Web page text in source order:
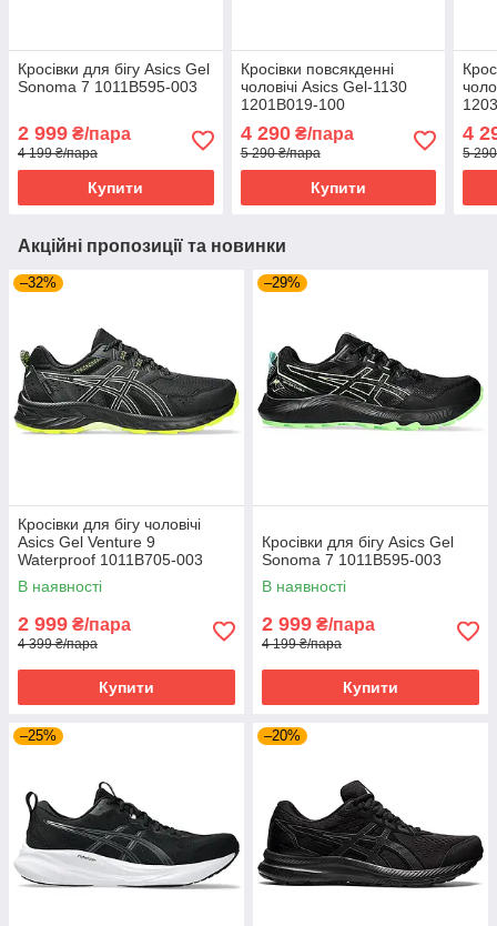
Кросівки для бігу Asics Gel
Sonoma 7 1011B595-003
2 999 ₴/пара
4 199 ₴/пара
Купити
Кросівки повсякденні
чоловічі Asics Gel-1130
1201B019-100
4 290₴/пара
5 290 ₴/пара
Купити
4
5
Акційні пропозиції та новинки
–32%
Кросівки для бігу чоловічі
Asics Gel Venture 9
Waterproof 1011B705-003
В наявності
2 999 ₴/пара
4 399 ₴/пара
Купити
–29%
Кросівки для бігу Asics Gel
Sonoma 7 1011B595-003
В наявності
2 999 ₴/пара
4 199 ₴/пара
Купити
–25% –20%